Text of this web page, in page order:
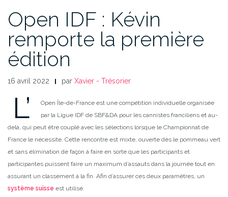
Open IDF : Kévin
remporte la première
édition
16 avril 2022 par Xavier - Trésorier
L’
Open Île-de-France est une compétition individuelle organisée
par la Ligue IDF de SBF&DA pour les cannistes franciliens et au-
delà, qui peut être couplé avec les sélections lorsque le Championnat de
France le nécessite. Cette rencontre est mixte, ouverte dès le pommeau vert
et sans élimination de façon à faire en sorte que les participants et
participantes puissent faire un maximum d’assauts dans la journée tout en
assurant un classement à la fin. Afin d’assurer ces deux paramètres, un
système suisse est utilisé.